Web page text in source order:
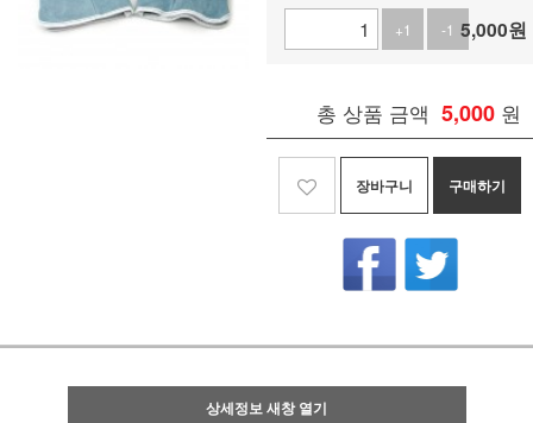
+1
-1 5,000원
총 상품 금액 5,000 원
장바구니 구매하기
상세정보 새창 열기